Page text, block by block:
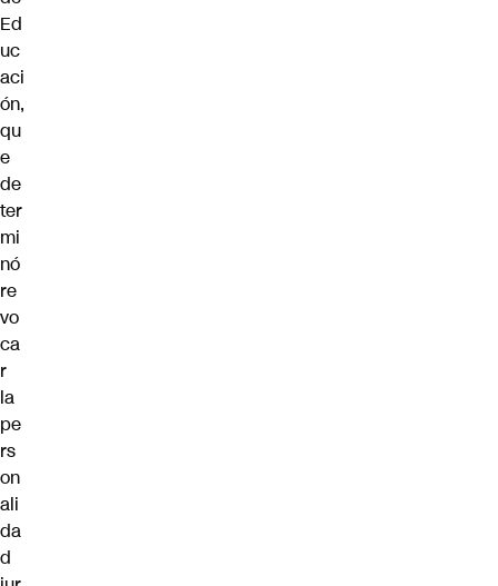
Ed
uc
aci
ón,
qu
e
de
ter
mi
nó
re
vo
ca
r
la
pe
rs
on
ali
da
d